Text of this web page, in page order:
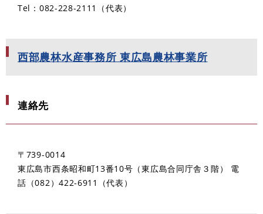
Tel：082-228-2111
代表
西部農林水産事務所 東広島農林事業所
連絡先
〒739-0014
東広島市西条昭和町13番10号（東広島合同庁舎３階） 電
話（082）422-6911（代表）